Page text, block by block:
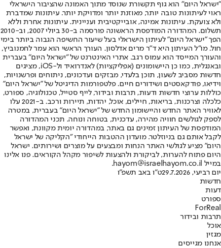
"ישראל היום" הוא גוף תקשורת שנוסד מתוך האמונה שהציבור הישראלי
ראוי לעיתונות טובה יותר, מאוזנת יותר ומדויקת יותר. עיתונות שמדברת
ולא צועקת. עיתונות אמינה, אובייקטיבית ועניינית. עיתונות אחרת וללא
תשלום. המהדורה המודפסת הראשונה פורסמה ב-30 ביולי 2007, וב-2010
הפך "ישראל היום" לעיתון הישראלי בעל שיעור החשיפה הגבוה ביותר בימי
חול. מו"ל העיתון היא ד"ר מרים אדלסון. העורך הראשי הוא עמר לחמנוביץ,
והעורך המייסד הוא עמוס רגב. אתרי האינטרנט של "ישראל היום" בעברית
ובאנגלית, כמו כן היישומונים (אפליקציות) לאנדרואיד ול-iOS, מציגים
חדשות מסביב לשעון, תוכן בלעדי, מבזקים ועדכונים, ניתוחים ופרשנויות,
וידיאו, פודקאסטים ושידורים חיים. פלטפורמות הדיגיטל של "ישראל היום"
כוללות ערוצי חדשות ודעות, תרבות ובידור, לייף סטייל, טכנולוגיה, ספורט,
כלכלה וצרכנות, בריאות, חיילים, אוכל, יהדות, תיירות ורכב. ב-2021 עלו
לאוויר האתר החדש והיישומון החדש של "ישראל היום" בעברית, במטרה
לספק לגולשים חוויה מהירה, עדכנית, בטוחה ונוחה. תכני המהדורה
המודפסת של העיתון זמינים גם באתר, במהדורה יומית מקוונת, ואפשר
לקבל אותם גם בניוזלטר. מועדון ההטבות הייחודי "הקליקה של ישראל
היום" מציע לגולשי האתר הנחות ומבצעים על מוצרים ושירותים. ישראל
היום פתוח להערות, לביקורת ולהצעות לשיפור מקהל הקוראים. פנו אלינו
במייל hayom@israelhayom.co.il.
יום רביעי, 29.7.2026
ט"ו באב תשפ"ו
חדשות
דעות
ספורט
ForReal
תרבות ובידור
אוכל
מגזין
אנחנו מגייסים